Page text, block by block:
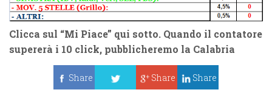
Clicca sul “Mi Piace” qui sotto. Quando il contatore
supererà i 10 click, pubblicheremo la Calabria
Share
Share Share